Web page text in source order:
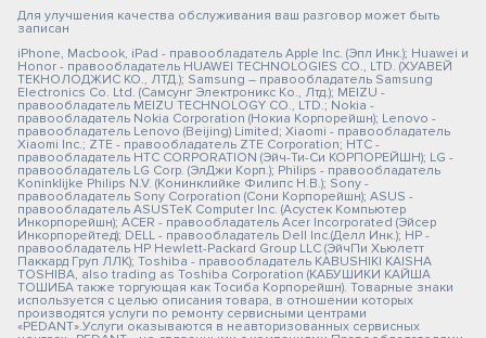
Для улучшения качества обслуживания ваш разговор может быть
записан
iPhone, Macbook, iPad - правообладатель Apple Inc. (Эпл Инк.); Huawei и
Honor - правообладатель HUAWEI TECHNOLOGIES CO., LTD. (ХУАВЕЙ
ТЕКНОЛОДЖИС КО., ЛТД.); Samsung – правообладатель Samsung
Electronics Co. Ltd. (Самсунг Электроникс Ко., Лтд.); MEIZU -
правообладатель MEIZU TECHNOLOGY CO., LTD.; Nokia -
правообладатель Nokia Corporation (Нокиа Корпорейшн); Lenovo -
правообладатель Lenovo (Beijing) Limited; Xiaomi - правообладатель
Xiaomi Inc.; ZTE - правообладатель ZTE Corporation; HTC -
правообладатель HTC CORPORATION (Эйч-Ти-Си КОРПОРЕЙШН); LG -
правообладатель LG Corp. (ЭлДжи Корп.); Philips - правообладатель
Koninklijke Philips N.V. (Конинклийке Филипс Н.В.); Sony -
правообладатель Sony Corporation (Сони Корпорейшн); ASUS -
правообладатель ASUSTeK Computer Inc. (Асустек Компьютер
Инкорпорейшн); ACER - правообладатель Acer Incorporated (Эйсер
Инкорпорейтед); DELL - правообладатель Dell Inc.(Делл Инк.); HP -
правообладатель HP Hewlett-Packard Group LLC (ЭйчПи Хьюлетт
Паккард Груп ЛЛК); Toshiba - правообладатель KABUSHIKI KAISHA
TOSHIBA, also trading as Toshiba Corporation (КАБУШИКИ КАЙША
ТОШИБА также торгующая как Тосиба Корпорейшн). Товарные знаки
используется с целью описания товара, в отношении которых
производятся услуги по ремонту сервисными центрами
«PEDANT».Услуги оказываются в неавторизованных сервисных